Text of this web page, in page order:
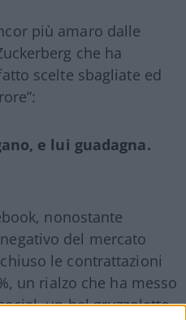
più amaro dalle
che ha
scelte sbagliate ed
e lui guadagna.
nonostante
del mercato
le contrattazioni
un rialzo che ha messo
un bel gruzzoletto.